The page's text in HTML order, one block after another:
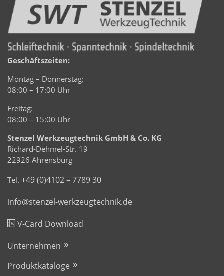
Geschäftszeiten:
Montag – Donnerstag:
08:00 – 17:00 Uhr
Freitag:
08:00 – 15:00 Uhr
Stenzel Werkzeugtechnik GmbH & Co. KG
Richard-Dehmel-Str. 19
22926 Ahrensburg
Tel. +49 (0)4102 – 7789 30
info@stenzel-werkzeugtechnik.de
V-Card Download
Unternehmen
Produktkataloge